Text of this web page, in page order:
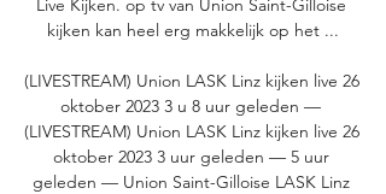
Live Kijken. op tv van Union Saint-Gilloise
kijken kan heel erg makkelijk op het ...
(LIVESTREAM) Union LASK Linz kijken live 26
oktober 2023 3 u 8 uur geleden —
(LIVESTREAM) Union LASK Linz kijken live 26
oktober 2023 3 uur geleden — 5 uur
geleden — Union Saint-Gilloise LASK Linz